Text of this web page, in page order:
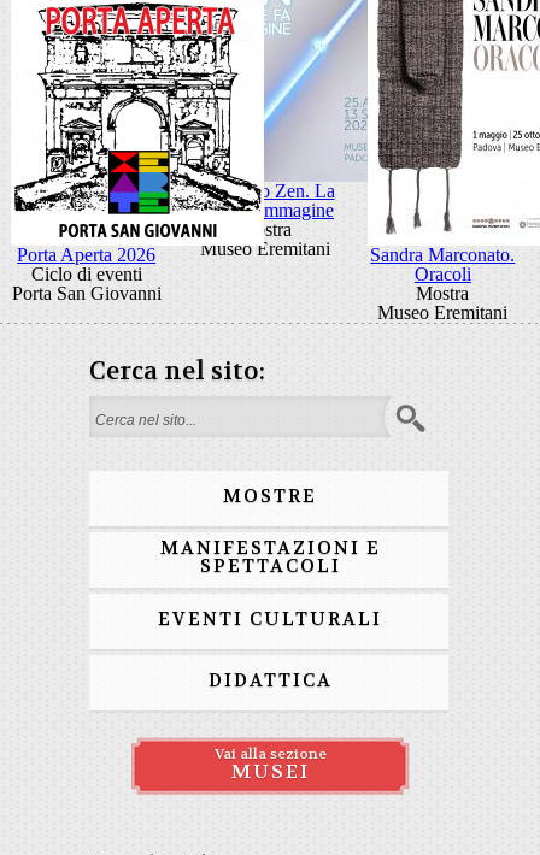
Giancarlo Zen. La
luce fa l'immagine
Mostra
Museo Eremitani
Sandra Marconato.
Oracoli
Mostra
Museo Eremitani
Porta Aperta 2026
Ciclo di eventi
Porta San Giovanni
Cerca nel sito:
Form di ricerca
MOSTRE
MANIFESTAZIONI E
SPETTACOLI
EVENTI CULTURALI
DIDATTICA
Vai alla sezione
MUSEI